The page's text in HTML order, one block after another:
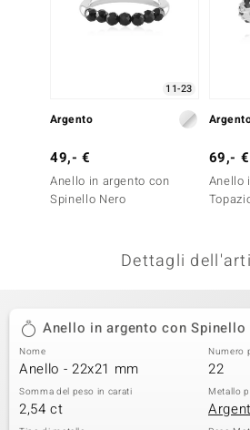
11-23
Argento
49,- €
Anello in argento con
Spinello Nero
69,- €
Anello
Dettagli
Anello in argento con Spinello
Nome
Anello - 22x21 mm
Numero
22
Somma del peso in carati
2,54 ct
Metallo